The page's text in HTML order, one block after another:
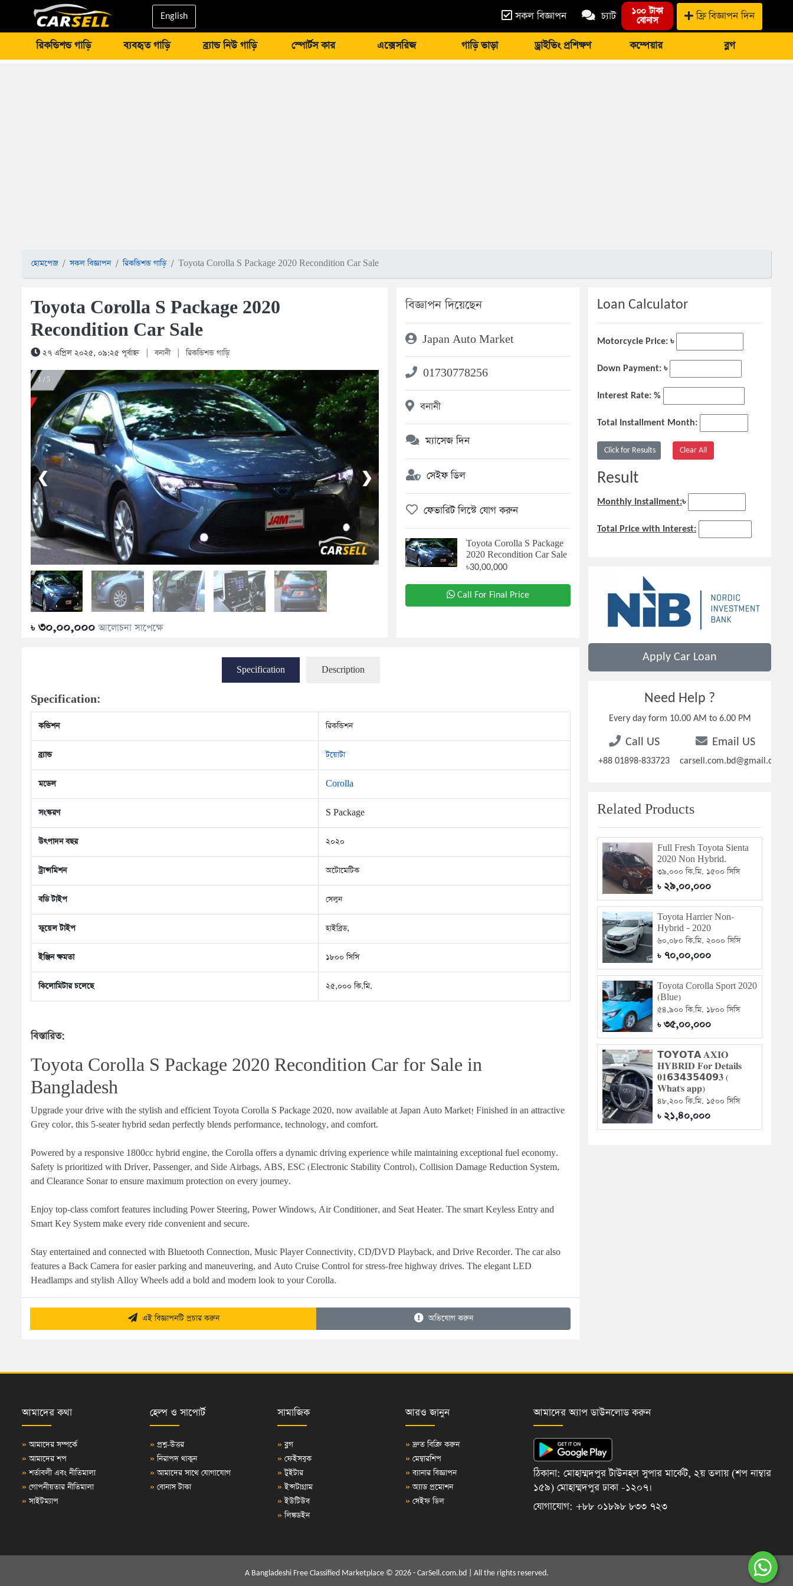
English সকল বিজ্ঞাপন চ্যাট ১০০ টাকা
বোনাস ফ্রি বিজ্ঞাপন দিন
রিকন্ডিশন্ড গাড়ি ব্যবহৃত গাড়ি ব্র্যান্ড নিউ গাড়ি স্পোর্টস কার এক্সেসরিজ গাড়ি ভাড়া ড্রাইভিং প্রশিক্ষণ কম্পেয়ার ব্লগ
হোমপেজ সকল বিজ্ঞাপন রিকন্ডিশন্ড গাড়ি Toyota Corolla S Package 2020 Recondition Car Sale
Toyota Corolla S Package 2020
Recondition Car Sale
২৭ এপ্রিল ২০২৫, ০৯:২৫ পূর্বাহ্ন বনানী রিকন্ডিশন্ড গাড়ি
1 / 5
❮ ❯
৳৩০,০০,০০০আলোচনা সাপেক্ষে
বিজ্ঞাপন দিয়েছেন
Japan Auto Market
01730778256
বনানী
ম্যাসেজ দিন
সেইফ ডিল
ফেভারিট লিস্টে যোগ করুন
Toyota Corolla S Package
2020 Recondition Car Sale
৳30,00,000
Call For Final Price
Specification Description
Specification:
কন্ডিশন রিকন্ডিশন
ব্র্যান্ড টয়োটা
মডেল Corolla
সংস্করণ S Package
উৎপাদন বছর ২০২০
ট্রান্সমিশন অটোমেটিক
বডি টাইপ সেলুন
ফুয়েল টাইপ হাইব্রিড,
ইঞ্জিন ক্ষমতা ১৮০০ সিসি
কিলোমিটার চলেছে ২৫,০০০ কি.মি.
বিস্তারিত:
Toyota Corolla S Package 2020 Recondition Car for Sale in
Bangladesh
Upgrade your drive with the stylish and efficient Toyota Corolla S Package 2020, now available at Japan Auto Market! Finished in an attractive
Grey color, this 5-seater hybrid sedan perfectly blends performance, technology, and comfort.
Powered by a responsive 1800cc hybrid engine, the Corolla offers a dynamic driving experience while maintaining exceptional fuel economy.
Safety is prioritized with Driver, Passenger, and Side Airbags, ABS, ESC (Electronic Stability Control), Collision Damage Reduction System,
and Clearance Sonar to ensure maximum protection on every journey.
Enjoy top-class comfort features including Power Steering, Power Windows, Air Conditioner, and Seat Heater. The smart Keyless Entry and
Smart Key System make every ride convenient and secure.
Stay entertained and connected with Bluetooth Connection, Music Player Connectivity, CD/DVD Playback, and Drive Recorder. The car also
features a Back Camera for easier parking and maneuvering, and Auto Cruise Control for stress-free highway drives. The elegant LED
Headlamps and stylish Alloy Wheels add a bold and modern look to your Corolla.
এই বিজ্ঞাপনটি প্রচার করুন অভিযোগ করুন
Loan Calculator
Motorcycle Price: ৳
Down Payment: ৳
Interest Rate: %
Total Installment Month:
Result
Monthly Installment:৳
Total Price with Interest:
Apply Car Loan
Need Help ?
Every day form 10.00 AM to 6.00 PM
Call US
+88 01898-833723
Email US
carsell.com.bd@gmail.com
Related Products
Full Fresh Toyota Sienta
2020 Non Hybrid.
৩৯,০০০ কি.মি. ১৫০০ সিসি
৳২৯,০০,০০০
Toyota Harrier Non-
Hybrid – 2020
৬০,০৮০ কি.মি. ২০০০ সিসি
৳৭০,০০,০০০
Toyota Corolla Sport 2020
(Blue)
৫৪,৯০০ কি.মি. ১৮০০ সিসি
৳৩৫,০০,০০০
𝗧𝗢𝗬𝗢𝗧𝗔 𝐀𝐗𝐈𝐎
𝐇𝐘𝐁𝐑𝐈𝐃 𝐅𝐨𝐫 𝐃𝐞𝐭𝐚𝐢𝐥𝐬
𝟎𝟏𝟲𝟯𝟰𝟯𝟱𝟰𝟬𝟵𝟑 (
𝐖𝐡𝐚𝐭'𝐬 𝐚𝐩𝐩)
৪৮,২০০ কি.মি. ১৫০০ সিসি
৳২১,৪০,০০০
আমাদের কথা
» আমাদের সম্পর্কে
» আমাদের শপ
» শর্তাবলী এবং নীতিমালা
» গোপনীয়তার নীতিমালা
» সাইটম্যাপ
হেল্প ও সাপোর্ট
» প্রশ্ন-উত্তর
» নিরাপদ থাকুন
» আমাদের সাথে যোগাযোগ
» বোনাস টাকা
সামাজিক
» ব্লগ
» ফেইসবুক
» টুইটার
» ইন্সটাগ্রাম
» ইউটিউব
» লিঙ্কডইন
আরও জানুন
» দ্রুত বিক্রি করুন
» মেম্বারশিপ
» ব্যানার বিজ্ঞাপন
» অ্যাড প্রমোশন
» সেইফ ডিল
আমাদের অ্যাপ ডাউনলোড করুন
ঠিকানা: মোহাম্মদপুর টাউনহল সুপার মার্কেট, ২য় তলায় (শপ নাম্বার
১৫৯) মোহাম্মদপুর ঢাকা -১২০৭।
যোগাযোগ: +৮৮ ০১৮৯৮ ৮৩৩ ৭২৩
A Bangladeshi Free Classified Marketplace © 2026 - CarSell.com.bd | All the rights reserved.